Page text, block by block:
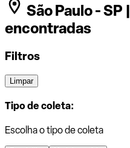
São Paulo - SP |
encontradas
Filtros
Limpar
Tipo de coleta:
Escolha o tipo de coleta